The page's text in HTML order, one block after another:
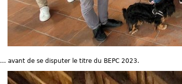
... avant de se disputer le titre du BEPC 2023.